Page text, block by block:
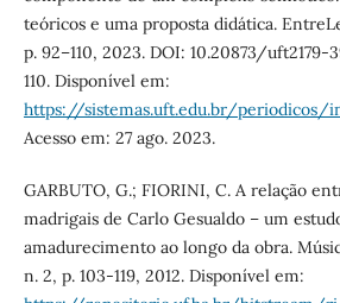
teóricos e uma proposta didática.
p. 92–110, 2023. DOI: 10.20873/uft2179-
110. Disponível em:
https://sistemas.uft.edu.br/
Acesso em: 27 ago. 2023.
GARBUTO, G.; FIORINI, C. A relação
madrigais de Carlo Gesualdo – um
amadurecimento ao longo da obra.
n. 2, p. 103-119, 2012. Disponível em: